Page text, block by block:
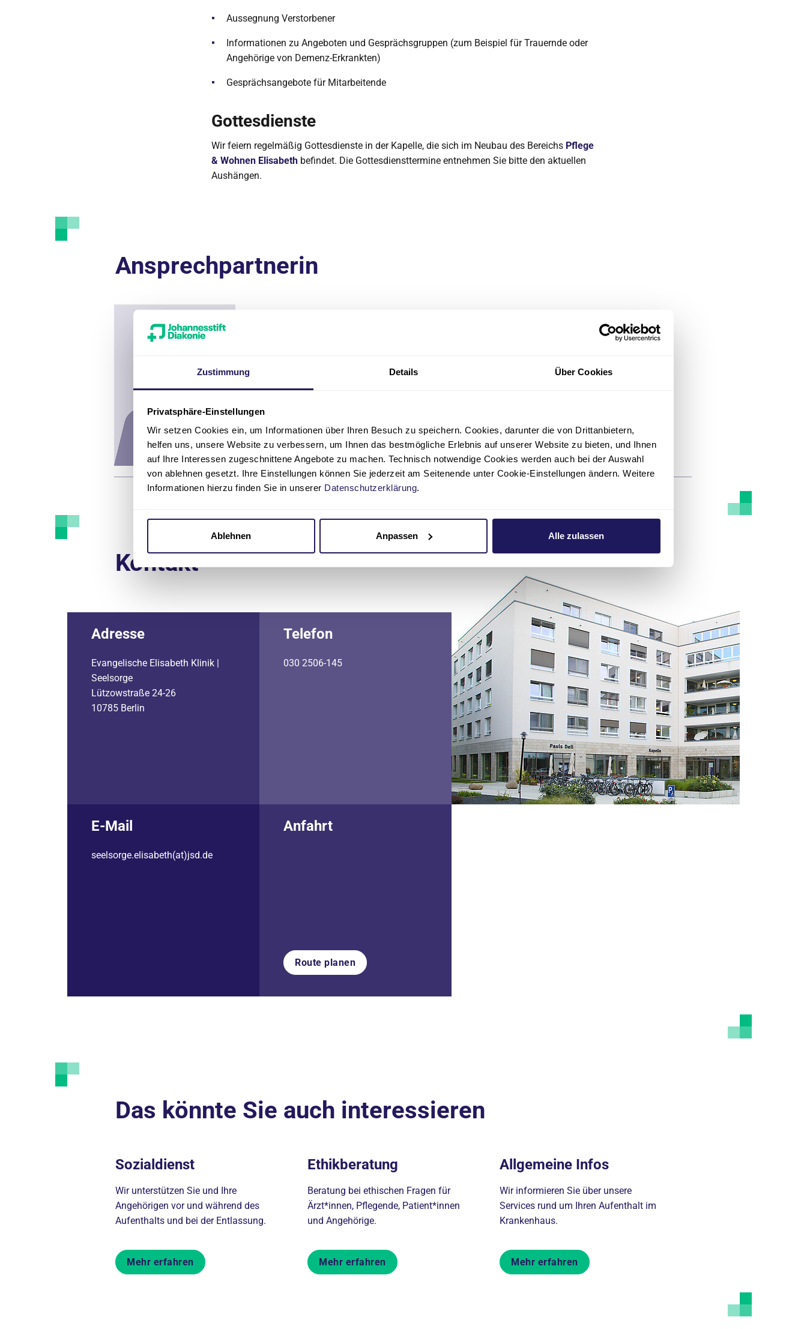
Zustimmung Details Über Cookies
Privatsphäre-Einstellungen
Wir setzen Cookies ein, um Informationen über Ihren Besuch zu speichern. Cookies, darunter die von Drittanbietern,
helfen uns, unsere Website zu verbessern, um Ihnen das bestmögliche Erlebnis auf unserer Website zu bieten, und Ihnen
auf Ihre Interessen zugeschnittene Angebote zu machen. Technisch notwendige Cookies werden auch bei der Auswahl
von ablehnen gesetzt. Ihre Einstellungen können Sie jederzeit am Seitenende unter Cookie-Einstellungen ändern. Weitere
Informationen hierzu finden Sie in unserer Datenschutzerklärung.
Ablehnen Anpassen Alle zulassen
Aussegnung Verstorbener
Informationen zu Angeboten und Gesprächsgruppen (zum Beispiel für Trauernde oder
Angehörige von Demenz-Erkrankten)
Gesprächsangebote für Mitarbeitende
Gottesdienste
Wir feiern regelmäßig Gottesdienste in der Kapelle, die sich im Neubau des Bereichs Pflege
& Wohnen Elisabeth befindet. Die Gottesdiensttermine entnehmen Sie bitte den aktuellen
Aushängen.
Ansprechpartnerin
Kontakt
Adresse
Evangelische Elisabeth Klinik |
Seelsorge
Lützowstraße 24-26
10785 Berlin
Telefon
030 2506-145
E-Mail
seelsorge.elisabeth(at)jsd.de
Anfahrt
Route planen
Das könnte Sie auch interessieren
Sozialdienst
Wir unterstützen Sie und Ihre
Angehörigen vor und während des
Aufenthalts und bei der Entlassung.
Mehr erfahren
Ethikberatung
Beratung bei ethischen Fragen für
Ärzt*innen, Pflegende, Patient*innen
und Angehörige.
Mehr erfahren
Allgemeine Infos
Wir informieren Sie über unsere
Services rund um Ihren Aufenthalt im
Krankenhaus.
Mehr erfahren